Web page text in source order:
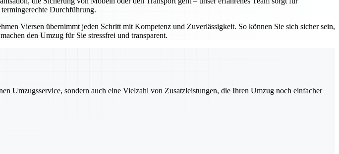
Durchführung.
Viersen übernimmt jeden Schritt mit Kompetenz und Zuverlässigkeit. So können Sie sich sicher sein,
den Umzug für Sie stressfrei und transparent.
Umzugsservice, sondern auch eine Vielzahl von Zusatzleistungen, die Ihren Umzug noch einfacher